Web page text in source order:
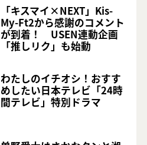
「キスマイ×NEXT」Kis-
My-Ft2から感謝のコメント
が到着！ USEN連動企画
「推しリク」も始動
わたしのイチオシ！おすす
めしたい日本テレビ「24時
間テレビ」特別ドラマ